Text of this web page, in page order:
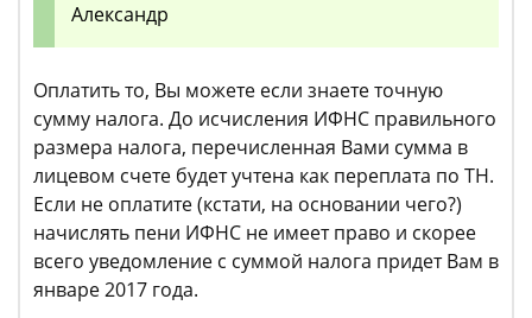
Александр
Оплатить то, Вы можете если знаете точную
сумму налога. До исчисления ИФНС правильного
размера налога, перечисленная Вами сумма в
лицевом счете будет учтена как переплата по ТН.
Если не оплатите (кстати, на основании чего?)
начислять пени ИФНС не имеет право и скорее
всего уведомление с суммой налога придет Вам в
январе 2017 года.